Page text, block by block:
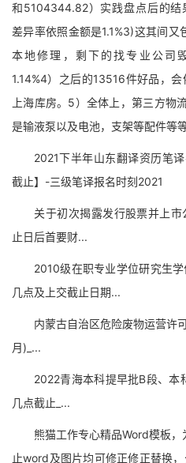
和5104344.82）实践盘点后的
差异率依照金额是1.1%3)这其间
本地修理，剩下的找专业公司
1.14%4）之后的13516件好品，
上海库房。5）全体上，第三方物
是输液泵以及电池，支架等配件等
2021下半年山东翻译资历笔译
截止】-三级笔译报名时刻2021
关于初次揭露发行股票并上市
止日后首要财...
2010级在职专业学位研究生学
几点及上交截止日期...
内蒙古自治区危险废物运营许
月)_...
2022青海本科提早批B段、本
几点截止_...
熊猫工作专心精品Word模板，
止word及图片均可修正修正替换